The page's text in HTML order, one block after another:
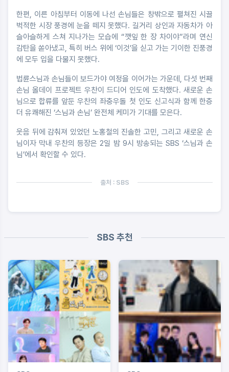
한편, 이른 아침부터 이동에 나선 손님들은 창밖으로 펼쳐진 시끌
벅적한 시장 풍경에 눈을 떼지 못했다. 길거리 상인과 자동차가 아
슬아슬하게 스쳐 지나가는 모습에 “깻잎 한 장 차이야”라며 연신
감탄을 쏟아냈고, 특히 버스 위에 ‘이것’을 싣고 가는 기이한 진풍경
에 모두 입을 다물지 못했다.
법륜스님과 손님들이 보드가야 여정을 이어가는 가운데, 다섯 번째
손님 올데이 프로젝트 우찬이 드디어 인도에 도착했다. 새로운 손
님으로 합류를 앞둔 우찬의 좌충우돌 첫 인도 신고식과 함께 한층
더 유쾌해진 ‘스님과 손님’ 완전체 케미가 기대를 모은다.
웃음 뒤에 감춰져 있었던 노홍철의 진솔한 고민, 그리고 새로운 손
님이자 막내 우찬의 등장은 2일 밤 9시 방송되는 SBS ‘스님과 손
님’에서 확인할 수 있다.
출처 : SBS
SBS 추천